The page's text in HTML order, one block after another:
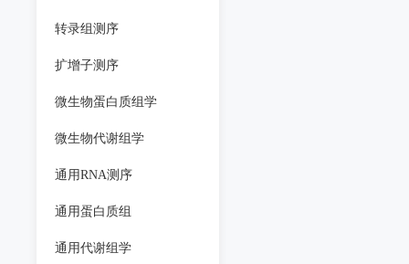
转录组测序
扩增子测序
微生物蛋白质组学
微生物代谢组学
通用RNA测序
通用蛋白质组
通用代谢组学